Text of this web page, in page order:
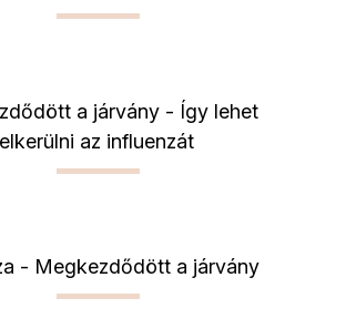
a járvány - Így lehet
elkerülni az influenzát
- Megkezdődött a járvány